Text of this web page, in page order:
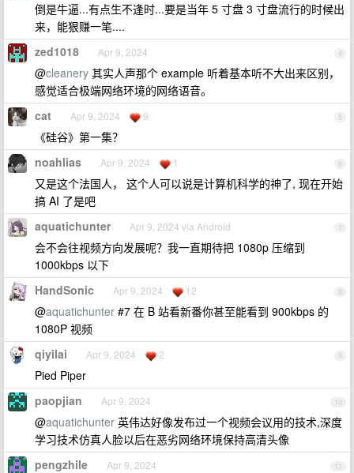
倒是牛逼...有点生不逢时...要是当年 5 寸盘 3 寸盘流行的时候出
来，能狠赚一笔....
4
zed1018 Apr 9, 2024
@cleanery 其实人声那个 example 听着基本听不大出来区别，
感觉适合极端网络环境的网络语音。
5
cat Apr 9, 2024 9
《硅谷》第一集？
6
noahlias Apr 9, 2024 1
又是这个法国人， 这个人可以说是计算机科学的神了, 现在开始
搞 AI 了是吧
7
aquatichunter Apr 9, 2024 via Android
会不会往视频方向发展呢？我一直期待把 1080p 压缩到
1000kbps 以下
8
HandSonic Apr 9, 2024 12
@aquatichunter #7 在 B 站看新番你甚至能看到 900kbps 的
1080P 视频
9
qiyilai Apr 9, 2024 2
Pied Piper
10
paopjian Apr 9, 2024
@aquatichunter 英伟达好像发布过一个视频会议用的技术,深度
学习技术仿真人脸以后在恶劣网络环境保持高清头像
11
pengzhile Apr 9, 2024